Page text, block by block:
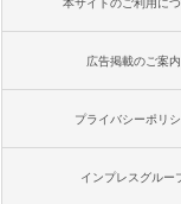
本サイトのご利用に
広告掲載のご案内
プライバシーポリ
インプレスグルー